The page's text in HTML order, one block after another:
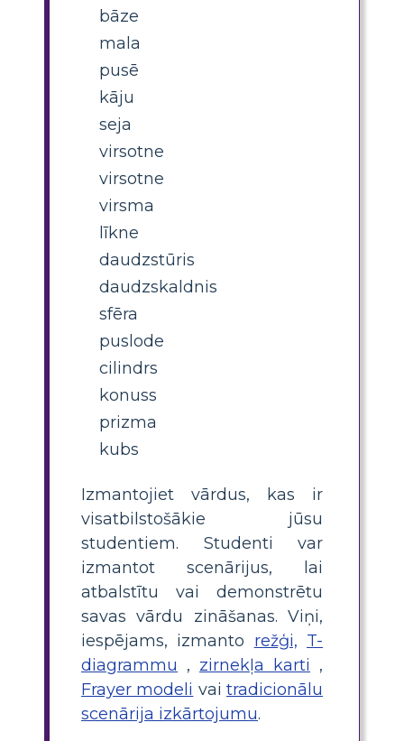
bāze
mala
pusē
kāju
seja
virsotne
virsotne
virsma
līkne
daudzstūris
daudzskaldnis
sfēra
puslode
cilindrs
konuss
prizma
kubs
Izmantojiet vārdus, kas ir
visatbilstošākie jūsu
studentiem. Studenti var
izmantot scenārijus, lai
atbalstītu vai demonstrētu
savas vārdu zināšanas. Viņi,
iespējams, izmanto režģi, T-
diagrammu , zirnekļa karti ,
Frayer modeli vaitradicionālu
scenārija izkārtojumu.